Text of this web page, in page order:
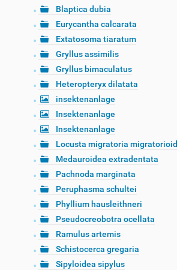
Blaptica dubia
Eurycantha calcarata
Extatosoma tiaratum
Gryllus assimilis
Gryllus bimaculatus
Heteropteryx dilatata
insektenanlage
Insektenanlage
Insektenanlage
Locusta migratoria
Medauroidea extradentata
Pachnoda marginata
Peruphasma schultei
Phyllium hausleithneri
Pseudocreobotra ocellata
Ramulus artemis
Schistocerca gregaria
Sipyloidea sipylus